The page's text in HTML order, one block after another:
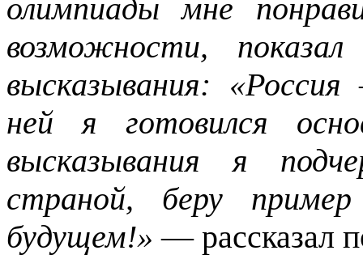
олимпиады мне
возможности,
высказывания:
ней я готовился
высказывания я
страной, беру
будущем!» — рассказал